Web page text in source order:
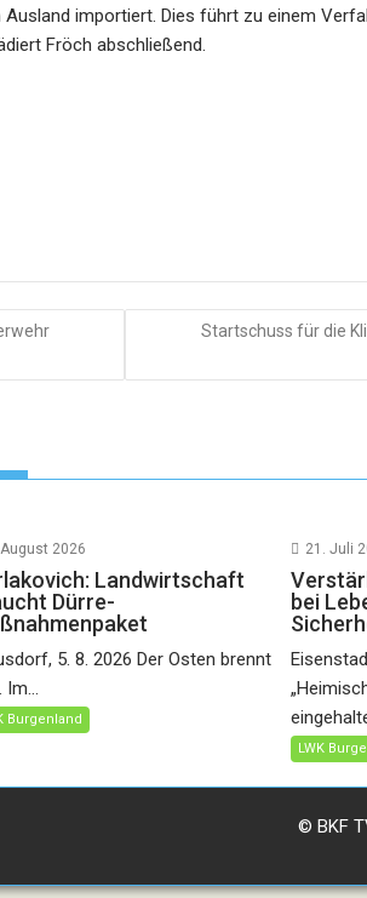
importiert. Dies führt zu einem
Fröch abschließend.
Startschuss für die
2026
Landwirtschaft
Dürre-
5. 8. 2026 Der Osten brennt
Im...
Burgenland
21. Juli
bei
LWK
© BKF